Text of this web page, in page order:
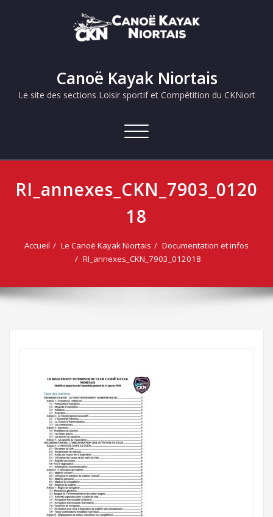
Canoë Kayak Niortais
Le site des sections Loisir sportif et Compétition du CKNiort
Afficher/masquer
navigation
RI_annexes_CKN_7903_0120
18
Accueil Le Canoë Kayak Niortais
Documentation et infos
RI_annexes_CKN_7903_012018